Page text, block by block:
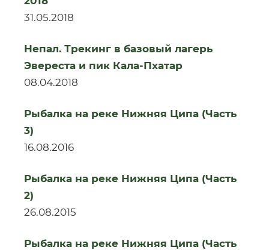
31.05.2018
08.04.2018
Непал. Трекинг в базовый лагерь
Эвереста и пик Кала-Пхатар
16.08.2016
Рыбалка на реке Нижняя Ципа (Часть
3)
26.08.2015
Рыбалка на реке Нижняя Ципа (Часть
2)
Рыбалка на реке Нижняя Ципа (Часть